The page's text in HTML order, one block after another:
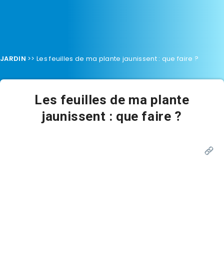
JARDIN >>Les feuilles de ma plante jaunissent : que faire ?
Les feuilles de ma plante
jaunissent : que faire ?